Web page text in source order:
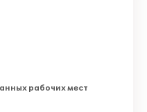
рабочих мест